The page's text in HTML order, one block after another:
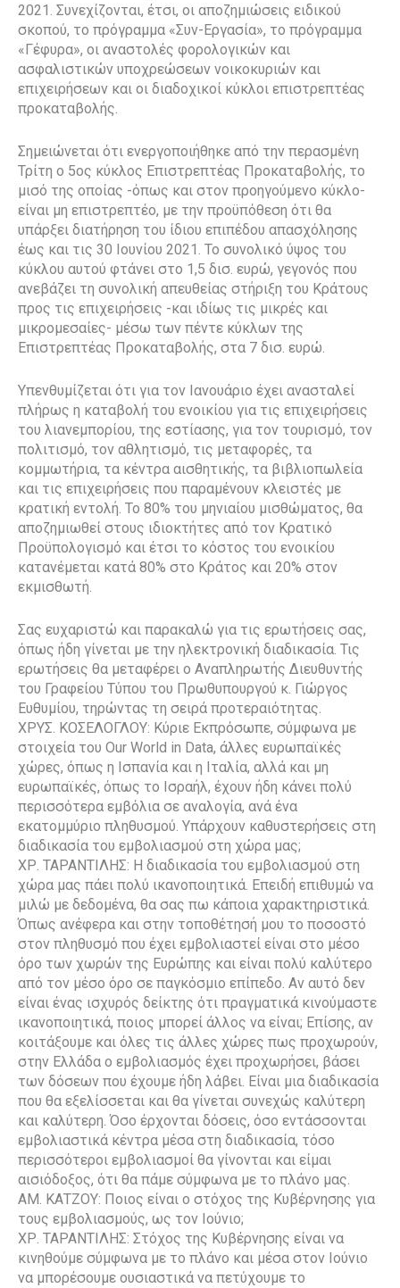
2021. Συνεχίζονται, έτσι, οι αποζημιώσεις ειδικού
σκοπού, το πρόγραμμα «Συν-Εργασία», το πρόγραμμα
«Γέφυρα», οι αναστολές φορολογικών και
ασφαλιστικών υποχρεώσεων νοικοκυριών και
επιχειρήσεων και οι διαδοχικοί κύκλοι επιστρεπτέας
προκαταβολής.
Σημειώνεται ότι ενεργοποιήθηκε από την περασμένη
Τρίτη ο 5ος κύκλος Επιστρεπτέας Προκαταβολής, το
μισό της οποίας -όπως και στον προηγούμενο κύκλο-
είναι μη επιστρεπτέο, με την προϋπόθεση ότι θα
υπάρξει διατήρηση του ίδιου επιπέδου απασχόλησης
έως και τις 30 Ιουνίου 2021. Το συνολικό ύψος του
κύκλου αυτού φτάνει στο 1,5 δισ. ευρώ, γεγονός που
ανεβάζει τη συνολική απευθείας στήριξη του Κράτους
προς τις επιχειρήσεις -και ιδίως τις μικρές και
μικρομεσαίες- μέσω των πέντε κύκλων της
Επιστρεπτέας Προκαταβολής, στα 7 δισ. ευρώ.
Υπενθυμίζεται ότι για τον Ιανουάριο έχει ανασταλεί
πλήρως η καταβολή του ενοικίου για τις επιχειρήσεις
του λιανεμπορίου, της εστίασης, για τον τουρισμό, τον
πολιτισμό, τον αθλητισμό, τις μεταφορές, τα
κομμωτήρια, τα κέντρα αισθητικής, τα βιβλιοπωλεία
και τις επιχειρήσεις που παραμένουν κλειστές με
κρατική εντολή. Το 80% του μηνιαίου μισθώματος, θα
αποζημιωθεί στους ιδιοκτήτες από τον Κρατικό
Προϋπολογισμό και έτσι το κόστος του ενοικίου
κατανέμεται κατά 80% στο Κράτος και 20% στον
εκμισθωτή.
Σας ευχαριστώ και παρακαλώ για τις ερωτήσεις σας,
όπως ήδη γίνεται με την ηλεκτρονική διαδικασία. Τις
ερωτήσεις θα μεταφέρει ο Αναπληρωτής Διευθυντής
του Γραφείου Τύπου του Πρωθυπουργού κ. Γιώργος
Ευθυμίου, τηρώντας τη σειρά προτεραιότητας.
ΧΡΥΣ. ΚΟΣΕΛΟΓΛΟΥ: Κύριε Εκπρόσωπε, σύμφωνα με
στοιχεία του Our World in Data, άλλες ευρωπαϊκές
χώρες, όπως η Ισπανία και η Ιταλία, αλλά και μη
ευρωπαϊκές, όπως το Ισραήλ, έχουν ήδη κάνει πολύ
περισσότερα εμβόλια σε αναλογία, ανά ένα
εκατομμύριο πληθυσμού. Υπάρχουν καθυστερήσεις στη
διαδικασία του εμβολιασμού στη χώρα μας;
ΧΡ. ΤΑΡΑΝΤΙΛΗΣ: Η διαδικασία του εμβολιασμού στη
χώρα μας πάει πολύ ικανοποιητικά. Επειδή επιθυμώ να
μιλώ με δεδομένα, θα σας πω κάποια χαρακτηριστικά.
Όπως ανέφερα και στην τοποθέτησή μου το ποσοστό
στον πληθυσμό που έχει εμβολιαστεί είναι στο μέσο
όρο των χωρών της Ευρώπης και είναι πολύ καλύτερο
από τον μέσο όρο σε παγκόσμιο επίπεδο. Αν αυτό δεν
είναι ένας ισχυρός δείκτης ότι πραγματικά κινούμαστε
ικανοποιητικά, ποιος μπορεί άλλος να είναι; Επίσης, αν
κοιτάξουμε και όλες τις άλλες χώρες πως προχωρούν,
στην Ελλάδα ο εμβολιασμός έχει προχωρήσει, βάσει
των δόσεων που έχουμε ήδη λάβει. Είναι μια διαδικασία
που θα εξελίσσεται και θα γίνεται συνεχώς καλύτερη
και καλύτερη. Όσο έρχονται δόσεις, όσο εντάσσονται
εμβολιαστικά κέντρα μέσα στη διαδικασία, τόσο
περισσότεροι εμβολιασμοί θα γίνονται και είμαι
αισιόδοξος, ότι θα πάμε σύμφωνα με το πλάνο μας.
ΑΜ. ΚΑΤΖΟΥ: Ποιος είναι ο στόχος της Κυβέρνησης για
τους εμβολιασμούς, ως τον Ιούνιο;
ΧΡ. ΤΑΡΑΝΤΙΛΗΣ: Στόχος της Κυβέρνησης είναι να
κινηθούμε σύμφωνα με το πλάνο και μέσα στον Ιούνιο
να μπορέσουμε ουσιαστικά να πετύχουμε το